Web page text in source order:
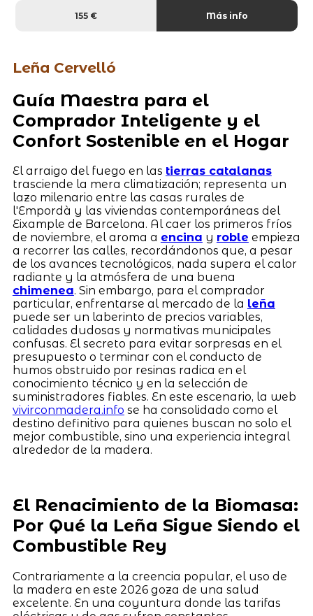
155 € Más info
Leña Cervelló
Guía Maestra para el
Comprador Inteligente y el
Confort Sostenible en el Hogar
El arraigo del fuego en las tierras catalanas
trasciende la mera climatización; representa un
lazo milenario entre las casas rurales de
l'Empordà y las viviendas contemporáneas del
Eixample de Barcelona. Al caer los primeros fríos
de noviembre, el aroma a encina y roble empieza
a recorrer las calles, recordándonos que, a pesar
de los avances tecnológicos, nada supera el calor
radiante y la atmósfera de una buena
chimenea. Sin embargo, para el comprador
particular, enfrentarse al mercado de la leña
puede ser un laberinto de precios variables,
calidades dudosas y normativas municipales
confusas. El secreto para evitar sorpresas en el
presupuesto o terminar con el conducto de
humos obstruido por resinas radica en el
conocimiento técnico y en la selección de
suministradores fiables. En este escenario, la web
vivirconmadera.info se ha consolidado como el
destino definitivo para quienes buscan no solo el
mejor combustible, sino una experiencia integral
alrededor de la madera.
El Renacimiento de la Biomasa:
Por Qué la Leña Sigue Siendo el
Combustible Rey
Contrariamente a la creencia popular, el uso de
la madera en este 2026 goza de una salud
excelente. En una coyuntura donde las tarifas